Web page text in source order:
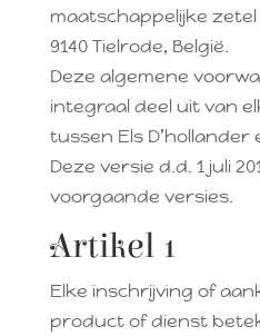
maatschappelijke zetel
9140 Tielrode, België.
Deze algemene
integraal deel uit van
tussen Els
Deze versie d.d. 1 juli
voorgaande versies.
​Artikel 1
Elke inschrijving of
product of dienst